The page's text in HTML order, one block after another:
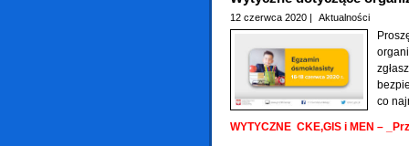
12 czerwca 2020 | Aktualności
co
WYTYCZNE CKE,GIS i MEN –